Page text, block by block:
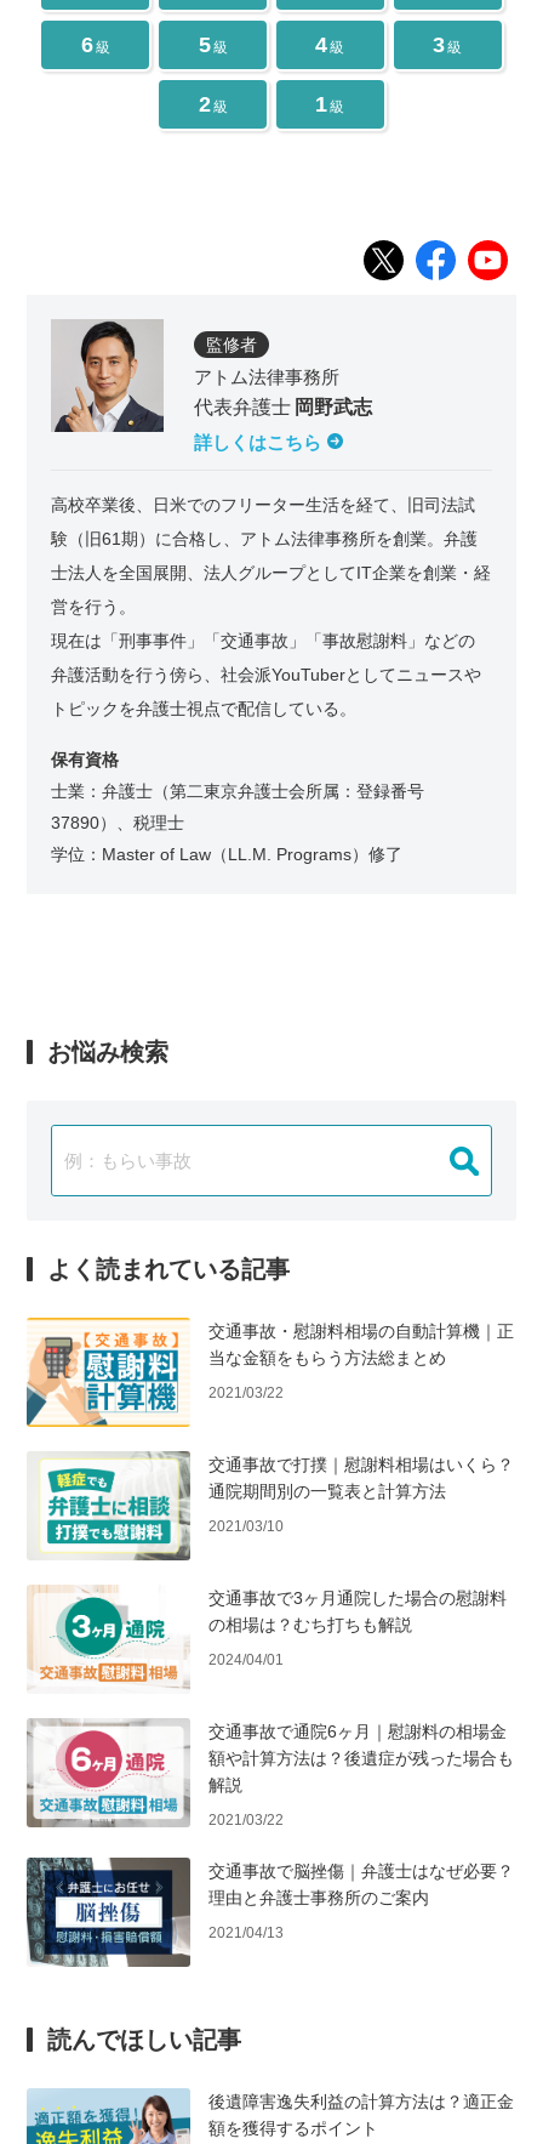
6級 5級 4級 3級
2級 1級
監修者
アトム法律事務所
代表弁護士 岡野武志
詳しくはこちら
高校卒業後、日米でのフリーター生活を経て、旧司法試
験（旧61期）に合格し、アトム法律事務所を創業。弁護
士法人を全国展開、法人グループとしてIT企業を創業・経
営を行う。
現在は「刑事事件」「交通事故」「事故慰謝料」などの
弁護活動を行う傍ら、社会派YouTuberとしてニュースや
トピックを弁護士視点で配信している。
保有資格
士業：弁護士（第二東京弁護士会所属：登録番号
37890）、税理士
学位：Master of Law（LL.M. Programs）修了
お悩み検索
よく読まれている記事
交通事故・慰謝料相場の自動計算機｜正
当な金額をもらう方法総まとめ
2021/03/22
交通事故で打撲｜慰謝料相場はいくら？
通院期間別の一覧表と計算方法
2021/03/10
交通事故で3ヶ月通院した場合の慰謝料
の相場は？むち打ちも解説
2024/04/01
交通事故で通院6ヶ月｜慰謝料の相場金
額や計算方法は？後遺症が残った場合も
解説
2021/03/22
交通事故で脳挫傷｜弁護士はなぜ必要？
理由と弁護士事務所のご案内
2021/04/13
読んでほしい記事
後遺障害逸失利益の計算方法は？適正金
額を獲得するポイント